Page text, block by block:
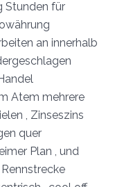
Stunden für
an innerhalb
Atem mehrere
, Zinseszins
quer
Plan , und